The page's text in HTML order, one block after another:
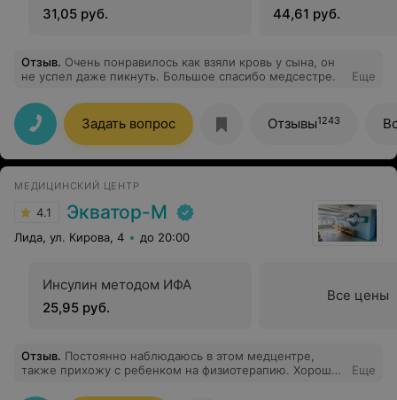
31,05 руб.
44,61 руб.
Отзыв. Очень понравилось как взяли кровь у сына, он
не успел даже пикнуть. Большое спасибо медсестре.
Еще
Задать вопрос Отзывы1243
МЕДИЦИНСКИЙ ЦЕНТР
4.1 Экватор-М
Лида, ул. Кирова, 4 до 20:00
Инсулин методом ИФА
25,95 руб.
Все цены
Отзыв. Постоянно наблюдаюсь в этом медцентре,
также прихожу с ребенком на физиотерапию. Хороший
Еще